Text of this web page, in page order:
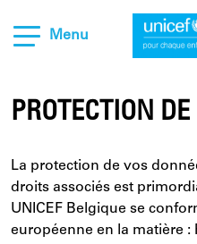
Menu
À propos de nous
Aide et contact
PROTECTION
La protection de vos
droits associés est
UNICEF Belgique se
européenne en la matière :